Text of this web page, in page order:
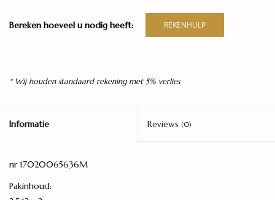
Bereken hoeveel u nodig heeft: REKENHULP
* Wij houden standaard rekening met 5% verlies
Informatie Reviews (0)
nr 17020065636M
Pakinhoud: